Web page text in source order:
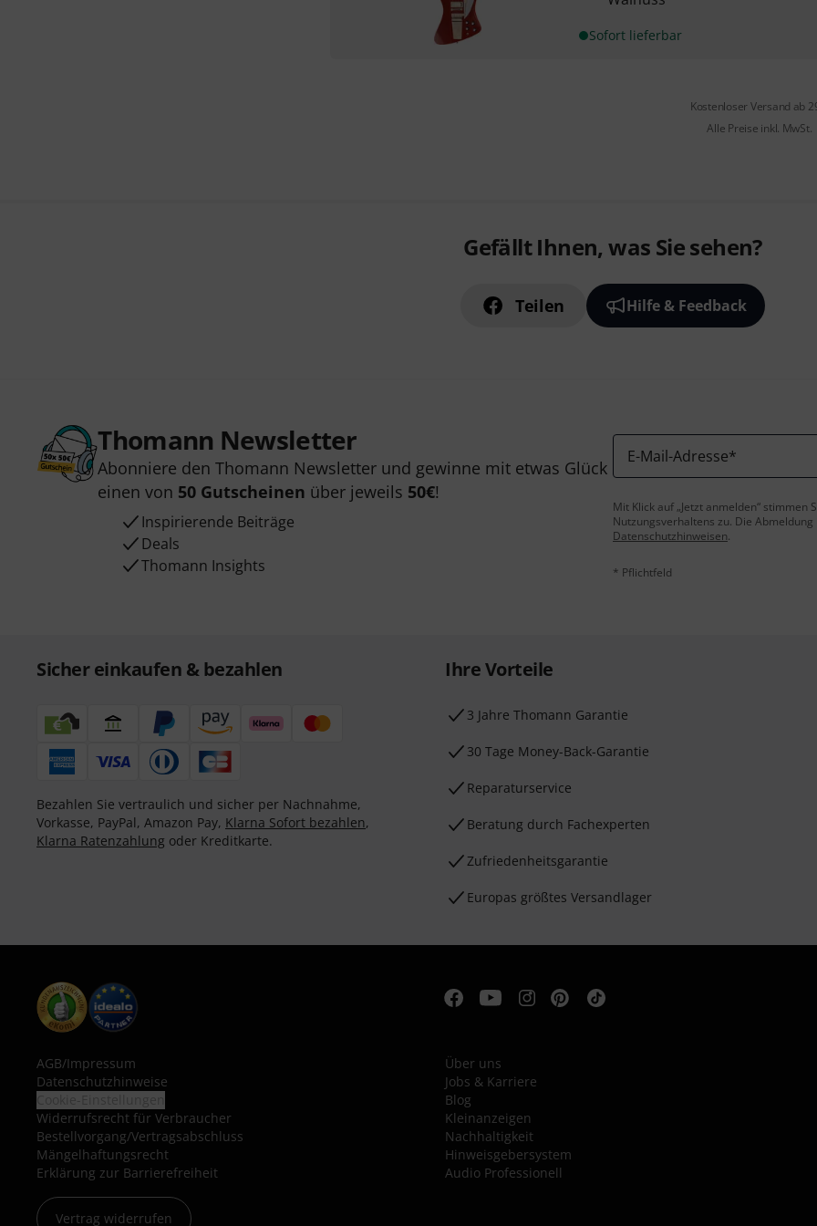
Sofort lieferbar
Kostenloser Versand ab
Alle Preise inkl. MwSt.
Gefällt Ihnen, was Sie sehen?
Teilen Hilfe & Feedback
Thomann Newsletter
Abonniere den Thomann Newsletter und gewinne mit etwas Glück
einen von 50 Gutscheinen über jeweils 50€!
Inspirierende Beiträge
Deals
Thomann Insights
E-Mail-Adresse*
Mit Klick auf „Jetzt anmelden“
Nutzungsverhaltens zu. Die
Datenschutzhinweisen.
* Pflichtfeld
Sicher einkaufen & bezahlen
Bezahlen Sie vertraulich und sicher per Nachnahme,
Vorkasse, PayPal, Amazon Pay, Klarna Sofort bezahlen,
Klarna Ratenzahlung oder Kreditkarte.
Ihre Vorteile
3 Jahre Thomann Garantie
30 Tage Money-Back-Garantie
Reparaturservice
Beratung durch Fachexperten
Zufriedenheitsgarantie
Europas größtes Versandlager
AGB/Impressum
Datenschutzhinweise
Widerrufsrecht für Verbraucher
Bestellvorgang/Vertragsabschluss
Mängelhaftungsrecht
Erklärung zur Barrierefreiheit
Vertrag widerrufen
Über uns
Jobs & Karriere
Blog
Kleinanzeigen
Nachhaltigkeit
Hinweisgebersystem
Audio Professionell